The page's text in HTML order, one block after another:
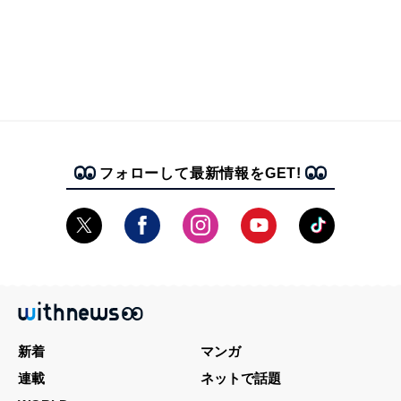
フォローして最新情報をGET!
新着
マンガ
連載
ネットで話題